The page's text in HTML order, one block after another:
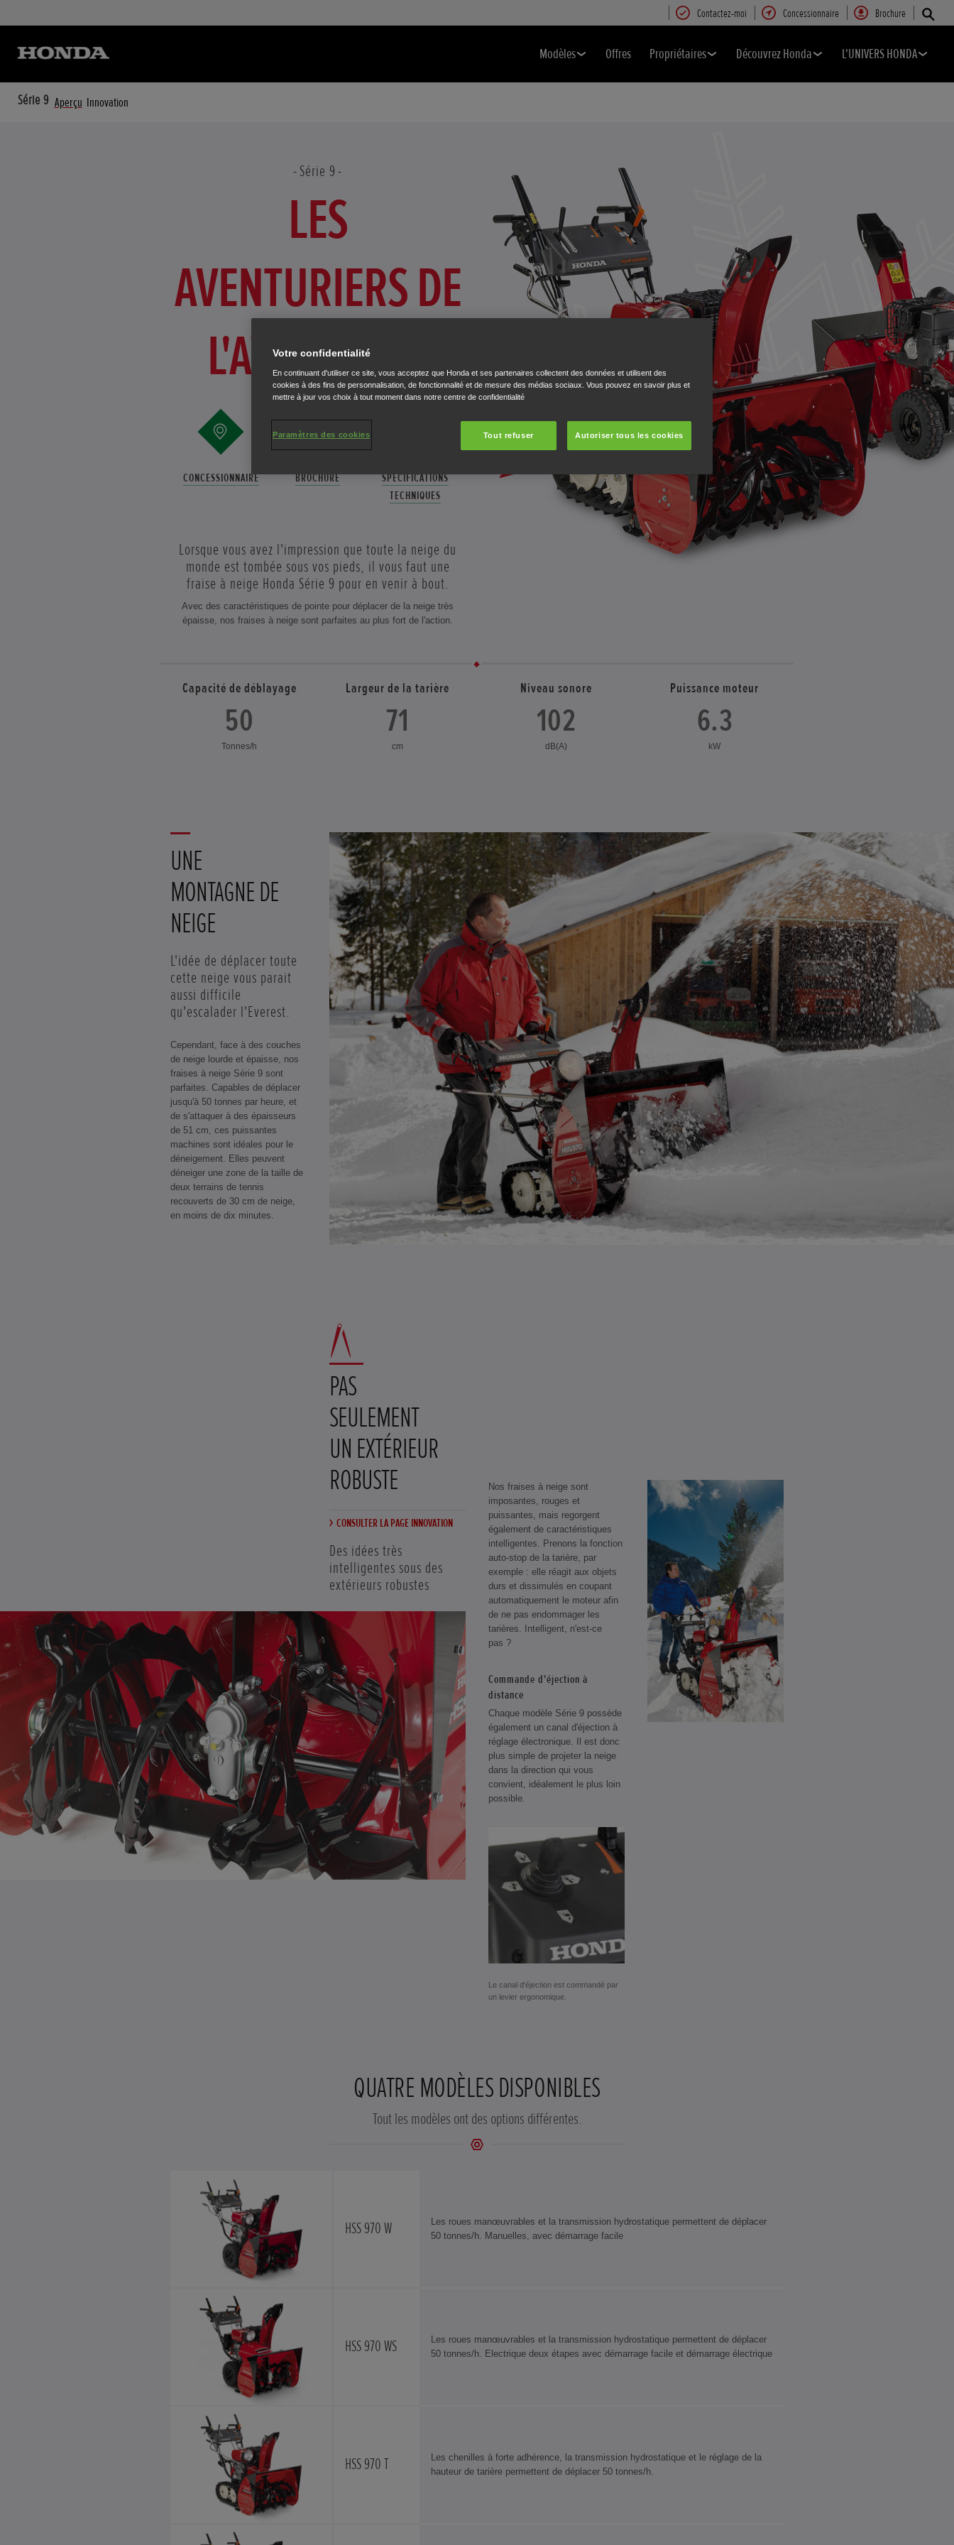
Contactez-moi Concessionnaire Brochure
Modèles Offres Propriétaires Découvrez Honda L'UNIVERS HONDA
Série 9 Aperçu Innovation
Série 9
LES
AVENTURIERS DE
L'AVALANCHE
CONCESSIONNAIRE BROCHURE
SPÉCIFICATIONS
TECHNIQUES
Lorsque vous avez l'impression que toute la neige du
monde est tombée sous vos pieds, il vous faut une
fraise à neige Honda Série 9 pour en venir à bout.
Avec des caractéristiques de pointe pour déplacer de la neige très
épaisse, nos fraises à neige sont parfaites au plus fort de l'action.
Capacité de déblayage
50
Tonnes/h
Largeur de la tarière
71
cm
Niveau sonore
102
dB(A)
Puissance moteur
6.3
kW
UNE
MONTAGNE DE
NEIGE
L'idée de déplacer toute
cette neige vous parait
aussi difficile
qu'escalader l'Everest.
Cependant, face à des couches
de neige lourde et épaisse, nos
fraises à neige Série 9 sont
parfaites. Capables de déplacer
jusqu'à 50 tonnes par heure, et
de s'attaquer à des épaisseurs
de 51 cm, ces puissantes
machines sont idéales pour le
déneigement. Elles peuvent
déneiger une zone de la taille de
deux terrains de tennis
recouverts de 30 cm de neige,
en moins de dix minutes.
PAS
SEULEMENT
UN EXTÉRIEUR
ROBUSTE
CONSULTER LA PAGE INNOVATION
Des idées très
intelligentes sous des
extérieurs robustes
Nos fraises à neige sont
imposantes, rouges et
puissantes, mais regorgent
également de caractéristiques
intelligentes. Prenons la fonction
auto-stop de la tarière, par
exemple : elle réagit aux objets
durs et dissimulés en coupant
automatiquement le moteur afin
de ne pas endommager les
tarières. Intelligent, n'est-ce
pas ?
Commande d'éjection à
distance
Chaque modèle Série 9 possède
également un canal d'éjection à
réglage électronique. Il est donc
plus simple de projeter la neige
dans la direction qui vous
convient, idéalement le plus loin
possible.
Le canal d'éjection est commandé par
un levier ergonomique.
QUATRE MODÈLES DISPONIBLES
Tout les modèles ont des options différentes.
HSS 970 W
Les roues manœuvrables et la transmission hydrostatique permettent de déplacer
50 tonnes/h. Manuelles, avec démarrage facile
HSS 970 WS
Les roues manœuvrables et la transmission hydrostatique permettent de déplacer
50 tonnes/h. Electrique deux étapes avec démarrage facile et démarrage électrique
HSS 970 T
Les chenilles à forte adhérence, la transmission hydrostatique et le réglage de la
hauteur de tarière permettent de déplacer 50 tonnes/h.
Votre confidentialité
En continuant d'utiliser ce site, vous acceptez que Honda et ses partenaires collectent des données et utilisent des
cookies à des fins de personnalisation, de fonctionnalité et de mesure des médias sociaux. Vous pouvez en savoir plus et
mettre à jour vos choix à tout moment dans notre centre de confidentialité
Tout refuser Autoriser tous les cookies
Paramètres des cookies